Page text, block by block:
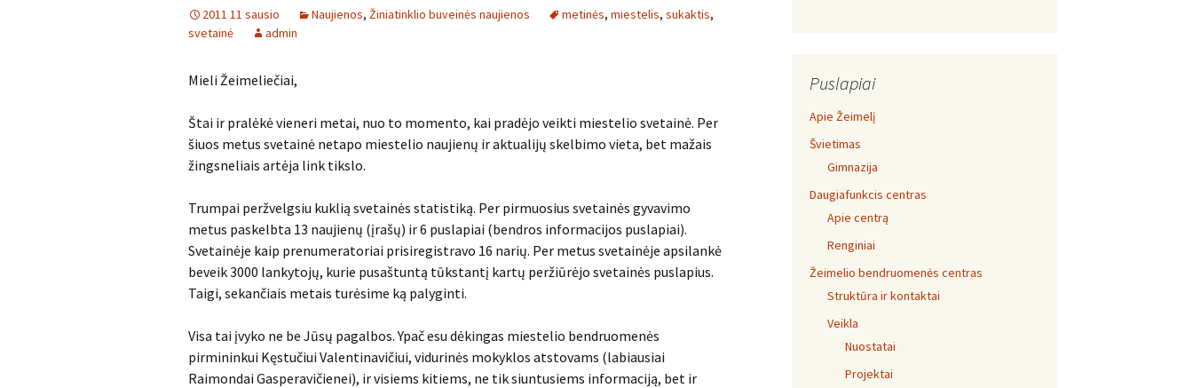
2011 11 sausio Naujienos, Žiniatinklio buveinės naujienos metinės, miestelis, sukaktis,
svetainė
admin
Mieli Žeimeliečiai,
Štai ir pralėkė vieneri metai, nuo to momento, kai pradėjo veikti miestelio svetainė. Per
šiuos metus svetainė netapo miestelio naujienų ir aktualijų skelbimo vieta, bet mažais
žingsneliais artėja link tikslo.
Trumpai peržvelgsiu kuklią svetainės statistiką. Per pirmuosius svetainės gyvavimo
metus paskelbta 13 naujienų (įrašų) ir 6 puslapiai (bendros informacijos puslapiai).
Svetainėje kaip prenumeratoriai prisiregistravo 16 narių. Per metus svetainėje apsilankė
beveik 3000 lankytojų, kurie pusaštuntą tūkstantį kartų peržiūrėjo svetainės puslapius.
Taigi, sekančiais metais turėsime ką palyginti.
Visa tai įvyko ne be Jūsų pagalbos. Ypač esu dėkingas miestelio bendruomenės
pirmininkui Kęstučiui Valentinavičiui, vidurinės mokyklos atstovams (labiausiai
Raimondai Gasperavičienei), ir visiems kitiems, ne tik siuntusiems informaciją, bet ir
Puslapiai
Apie Žeimelį
Švietimas
Gimnazija
Daugiafunkcis centras
Apie centrą
Renginiai
Žeimelio bendruomenės centras
Struktūra ir kontaktai
Veikla
Nuostatai
Projektai